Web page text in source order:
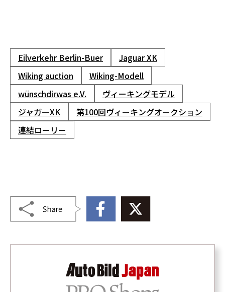
Eilverkehr Berlin-Buer
Jaguar XK
Wiking auction
Wiking-Modell
wünschdirwas e.V.
ヴィーキングモデル
ジャガーXK
第100回ヴィーキングオークション
連結ローリー